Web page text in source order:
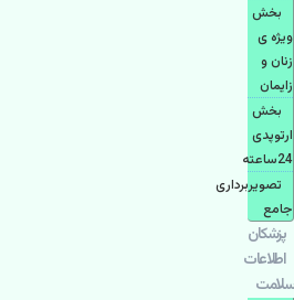
بخش
ویژه ی
زنان و
زایمان
بخش
ارتوپدی
24ساعته
تصویربرداری
جامع
پزشكان
اطلاعات
سلامت